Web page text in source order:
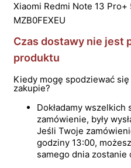
Xiaomi Redmi Note 13 Pro+
MZB0FEXEU
Czas dostawy nie jest
produktu
Kiedy mogę spodziewać
zakupie?
Dokładamy wszelkich
zamówienie, były
Jeśli Twoje
godziny 13:00,
samego dnia zostanie